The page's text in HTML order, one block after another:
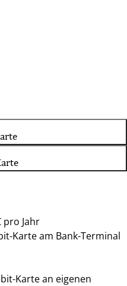
pro Jahr
Karte am Bank-Terminal
Karte an eigenen